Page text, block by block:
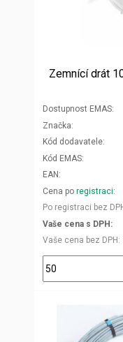
Zemnící drát
Dostupnost EMAS
Značka
Kód dodavatele
Kód EMAS
EAN
Cena po registraci
Po registraci bez
Vaše cena s DPH
Vaše cena bez DPH